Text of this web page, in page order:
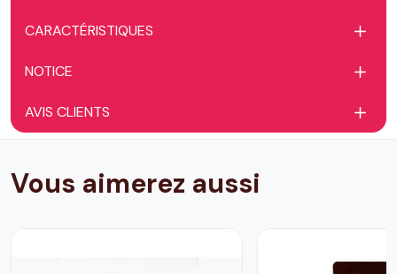
CARACTÉRISTIQUES
NOTICE
AVIS CLIENTS
Vous aimerez aussi